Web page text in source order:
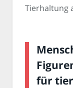
Tierhaltung
für